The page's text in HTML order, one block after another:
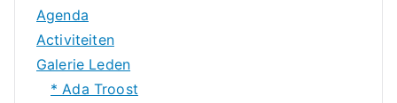
Agenda
Activiteiten
Galerie Leden
* Ada Troost